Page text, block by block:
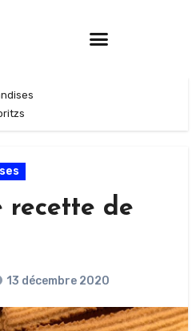
recette de
13 décembre 2020